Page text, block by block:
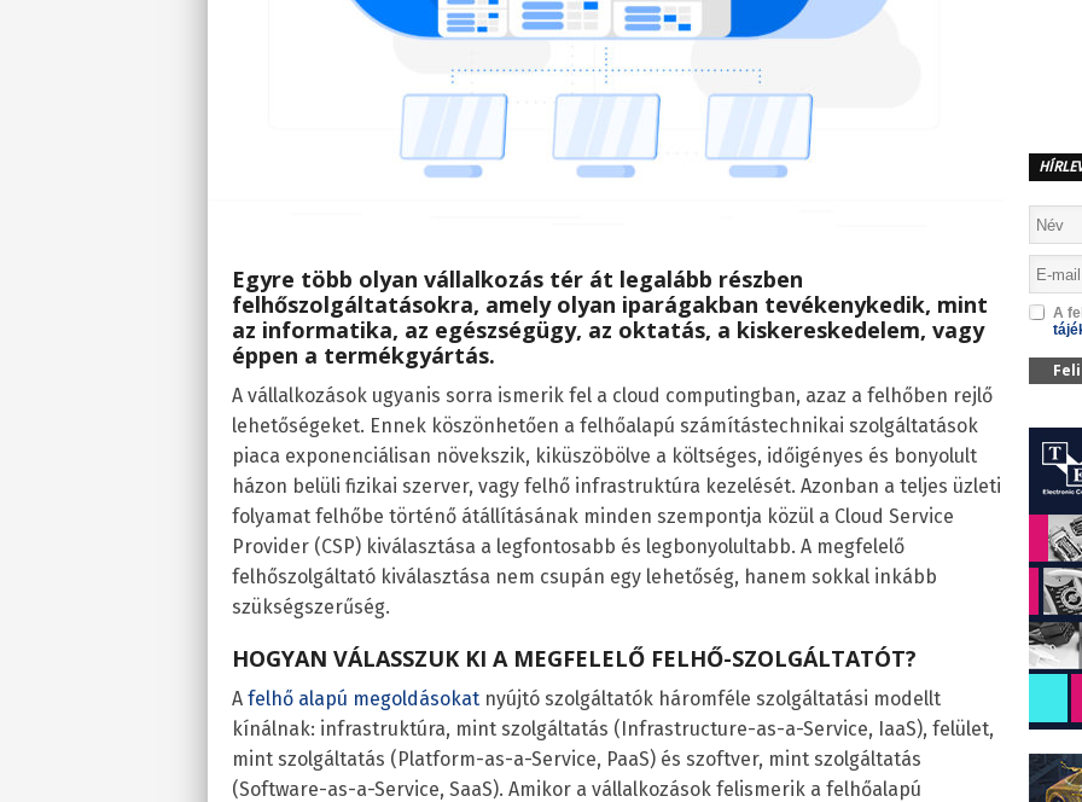
Egyre több olyan vállalkozás tér át legalább részben
felhőszolgáltatásokra, amely olyan iparágakban tevékenykedik, mint
az informatika, az egészségügy, az oktatás, a kiskereskedelem, vagy
éppen a termékgyártás.
A vállalkozások ugyanis sorra ismerik fel a cloud computingban, azaz a felhőben rejlő
lehetőségeket. Ennek köszönhetően a felhőalapú számítástechnikai szolgáltatások
piaca exponenciálisan növekszik, kiküszöbölve a költséges, időigényes és bonyolult
házon belüli fizikai szerver, vagy felhő infrastruktúra kezelését. Azonban a teljes üzleti
folyamat felhőbe történő átállításának minden szempontja közül a Cloud Service
Provider (CSP) kiválasztása a legfontosabb és legbonyolultabb. A megfelelő
felhőszolgáltató kiválasztása nem csupán egy lehetőség, hanem sokkal inkább
szükségszerűség.
HOGYAN VÁLASSZUK KI A MEGFELELŐ FELHŐ-SZOLGÁLTATÓT?
A felhő alapú megoldásokat nyújtó szolgáltatók háromféle szolgáltatási modellt
kínálnak: infrastruktúra, mint szolgáltatás (Infrastructure-as-a-Service, IaaS), felület,
mint szolgáltatás (Platform-as-a-Service, PaaS) és szoftver, mint szolgáltatás
(Software-as-a-Service, SaaS). Amikor a vállalkozások felismerik a felhőalapú
A